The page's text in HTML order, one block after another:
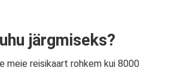
järgmiseks?
meie reisikaart rohkem kui 8000